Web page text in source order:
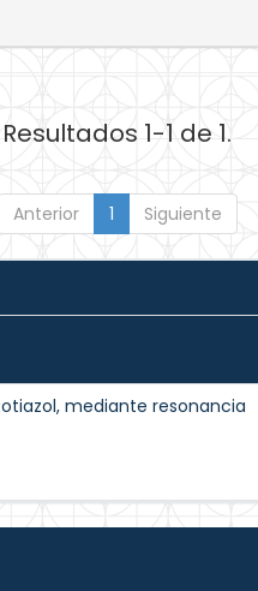
Resultados 1-1 de 1.
Anterior 1 Siguiente
mediante resonancia